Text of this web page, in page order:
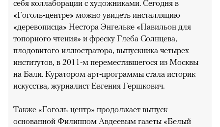
себя коллаборации с художниками. Сегодня в
«Гоголь-центре» можно увидеть инсталляцию
«деревописца» Нестора Энгельке «Павильон для
топорного чтения» и фреску Глеба Солнцева,
плодовитого иллюстратора, выпускника четырех
институтов, в 2011-м переместившегося из Москвы
на Бали. Куратором арт-программы стала историк
искусства, журналист Евгения Гершкович.
Также «Гоголь-центр» продолжает выпуск
основанной Филиппом Авдеевым газеты «Белый